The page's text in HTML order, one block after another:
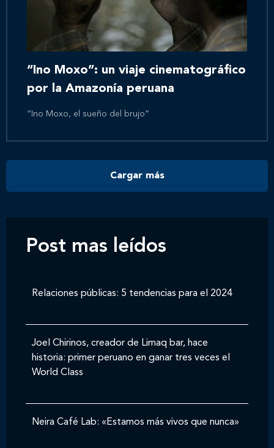
Inicio
Nosotros
Novedades
Contáctanos
“Ino Moxo”: un viaje cinematográfico
por la Amazonía peruana
“Ino Moxo, el sueño del brujo”
Cargar más
Post mas leídos
Relaciones públicas: 5 tendencias para el 2024
Joel Chirinos, creador de Limaq bar, hace
historia: primer peruano en ganar tres veces el
World Class
Neira Café Lab: «Estamos más vivos que nunca»